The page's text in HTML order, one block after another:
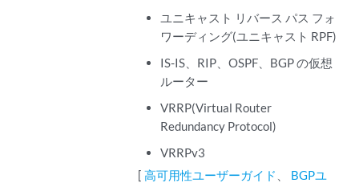
ユニキャスト リバース パス フォ
ワーディング(ユニキャスト RPF)
IS-IS、RIP、OSPF、BGP の仮想
ルーター
VRRP(Virtual Router
Redundancy Protocol)
VRRPv3
[高可用性ユーザーガイド
BGPユ